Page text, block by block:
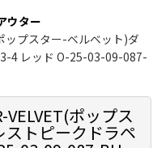
ウター
ップスター-ベルベット)ダ
4 レッド O-25-03-09-087-
VELVET(ポップス
トピークドラペ